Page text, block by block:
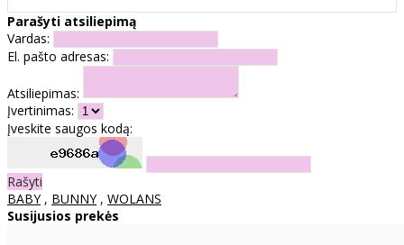
Parašyti atsiliepimą
Vardas:
El. pašto adresas:
Atsiliepimas:
Įvertinimas:
Įveskite saugos kodą:
Rašyti
BABY, BUNNY, WOLANS
Susijusios prekės